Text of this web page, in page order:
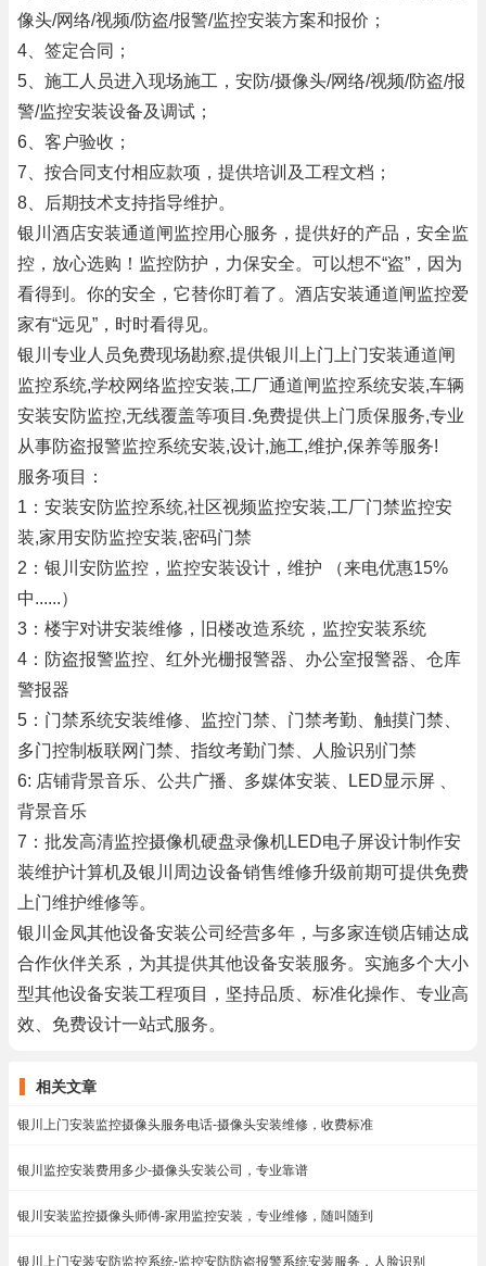
像头/网络/视频/防盗/报警/监控安装方案和报价；
4、签定合同；
5、施工人员进入现场施工，安防/摄像头/网络/视频/防盗/报
警/监控安装设备及调试；
6、客户验收；
7、按合同支付相应款项，提供培训及工程文档；
8、后期技术支持指导维护。
银川酒店安装通道闸监控用心服务，提供好的产品，安全监
控，放心选购！监控防护，力保安全。可以想不“盗”，因为
看得到。你的安全，它替你盯着了。酒店安装通道闸监控爱
家有“远见”，时时看得见。
银川专业人员免费现场勘察,提供银川上门上门安装通道闸
监控系统,学校网络监控安装,工厂通道闸监控系统安装,车辆
安装安防监控,无线覆盖等项目.免费提供上门质保服务,专业
从事防盗报警监控系统安装,设计,施工,维护,保养等服务!
服务项目：
1：安装安防监控系统,社区视频监控安装,工厂门禁监控安
装,家用安防监控安装,密码门禁
2：银川安防监控，监控安装设计，维护 （来电优惠15%
中......）
3：楼宇对讲安装维修，旧楼改造系统，监控安装系统
4：防盗报警监控、红外光栅报警器、办公室报警器、仓库
警报器
5：门禁系统安装维修、监控门禁、门禁考勤、触摸门禁、
多门控制板联网门禁、指纹考勤门禁、人脸识别门禁
6: 店铺背景音乐、公共广播、多媒体安装、LED显示屏 、
背景音乐
7：批发高清监控摄像机硬盘录像机LED电子屏设计制作安
装维护计算机及银川周边设备销售维修升级前期可提供免费
上门维护维修等。
银川金凤其他设备安装公司经营多年，与多家连锁店铺达成
合作伙伴关系，为其提供其他设备安装服务。实施多个大小
型其他设备安装工程项目，坚持品质、标准化操作、专业高
效、免费设计一站式服务。
相关文章
银川上门安装监控摄像头服务电话-摄像头安装维修，收费标准
银川监控安装费用多少-摄像头安装公司，专业靠谱
银川安装监控摄像头师傅-家用监控安装，专业维修，随叫随到
银川上门安装安防监控系统-监控安防防盗报警系统安装服务，人脸识别